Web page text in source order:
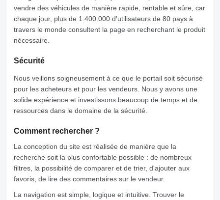
vendre des véhicules de manière rapide, rentable et sûre, car
chaque jour, plus de 1.400.000 d'utilisateurs de 80 pays à
travers le monde consultent la page en recherchant le produit
nécessaire.
Sécurité
Nous veillons soigneusement à ce que le portail soit sécurisé
pour les acheteurs et pour les vendeurs. Nous y avons une
solide expérience et investissons beaucoup de temps et de
ressources dans le domaine de la sécurité.
Comment rechercher ?
La conception du site est réalisée de manière que la
recherche soit la plus confortable possible : de nombreux
filtres, la possibilité de comparer et de trier, d'ajouter aux
favoris, de lire des commentaires sur le vendeur.
La navigation est simple, logique et intuitive. Trouver le